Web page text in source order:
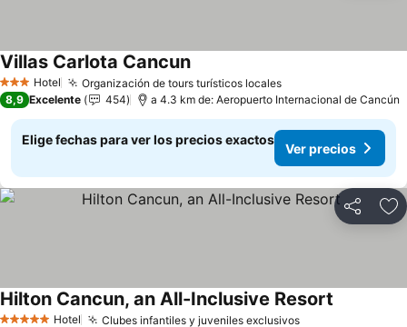
3 Estrellas
Hotel Organización de tours turísticos localesVer precios
Villas Carlota CancunVer precios
8,9 Excelente 454 a 4.3 km de: Aeropuerto Internacional de Cancún
Elige fechas para ver los precios exactos
Ver precios
Compartir
Hotel Clubes infantiles y juveniles exclusivosVer precios
Hilton Cancun, an All-Inclusive Resort